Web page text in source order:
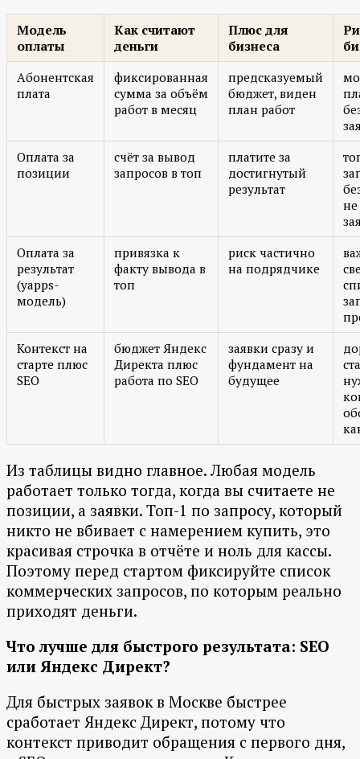
Модель
оплаты
Как считают
деньги
Плюс для
бизнеса
Абонентская
плата
фиксированная
сумма за объём
работ в месяц
предсказуемый
бюджет, виден
план работ
Оплата за
позиции
счёт за вывод
запросов в топ
платите за
достигнутый
результат
не
Оплата за
результат
(yapps-
модель)
привязка к
факту вывода в
топ
риск частично
на подрядчике
Контекст на
старте плюс
SEO
бюджет Яндекс
Директа плюс
работа по SEO
заявки сразу и
фундамент на
будущее
Из таблицы видно главное. Любая модель
работает только тогда, когда вы считаете не
позиции, а заявки. Топ-1 по запросу, который
никто не вбивает с намерением купить, это
красивая строчка в отчёте и ноль для кассы.
Поэтому перед стартом фиксируйте список
коммерческих запросов, по которым реально
приходят деньги.
Что лучше для быстрого результата: SEO
или Яндекс Директ?
Для быстрых заявок в Москве быстрее
сработает Яндекс Директ, потому что
контекст приводит обращения с первого дня,